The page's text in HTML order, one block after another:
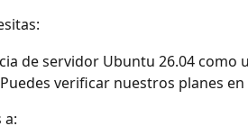
de servidor Ubuntu 26.04 como
verificar nuestros planes en
a: